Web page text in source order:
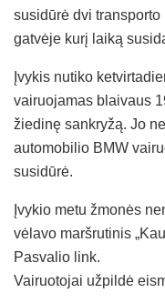
susidūrė dvi
gatvėje kurį laiką
Įvykis nutiko
vairuojamas blaivaus
žiedinę sankryžą. Jo
automobilio BMW
susidūrė.
Įvykio metu žmonės
vėlavo maršrutinis
Pasvalio link.
Vairuotojai užpildė